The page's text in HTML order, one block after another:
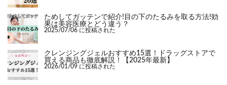
ためしてガッテンで紹介!目の下のたるみを取る方法!効
果は美容医療とどう違う？
2025/07/06 に投稿された
クレンジングジェルおすすめ15選！ドラッグストアで
買える商品も徹底解説！【2025年最新】
2026/01/09 に投稿された